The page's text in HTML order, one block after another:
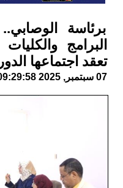
برئاسة الوصابي..
البرامج
تعقد اجتماعها
07 سبتمبر, 2025 09:29:58 م